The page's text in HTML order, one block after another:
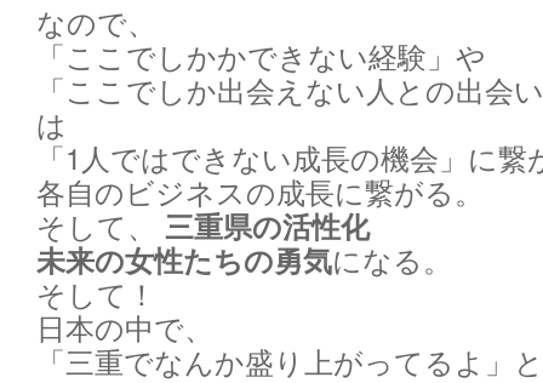
なので、
「ここでしかかできない経験」や
「ここでしか出会えない人との出会
は
「1人ではできない成長の機会」に繋
各自のビジネスの成長に繋がる。
そして、
三重県の活性化
未来の女性たちの勇気になる。
そして！
日本の中で、
「三重でなんか盛り上がってるよ」